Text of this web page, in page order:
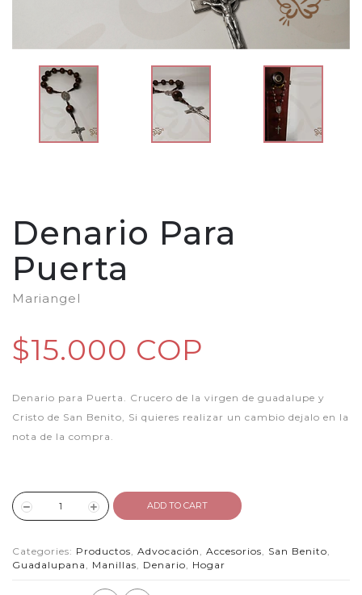
Denario Para
Puerta
Mariangel
$15.000 COP
Denario para Puerta. Crucero de la virgen de guadalupe y
Cristo de San Benito, Si quieres realizar un cambio dejalo en la
nota de la compra.
ADD TO CART
Categories: Productos, Advocación , Accesorios, San Benito,
Guadalupana , Manillas, Denario, Hogar